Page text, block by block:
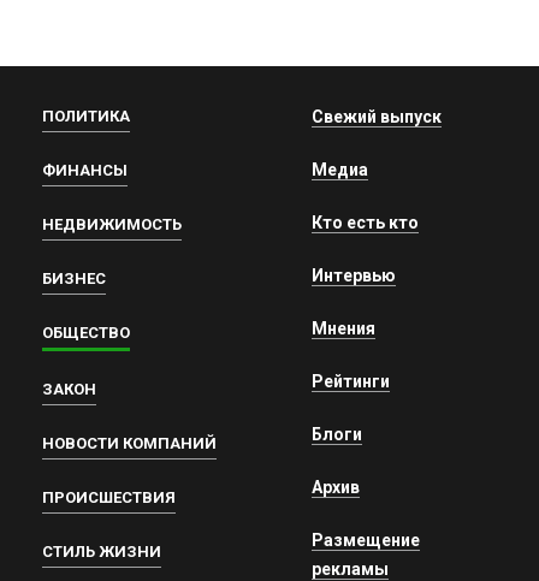
ПОЛИТИКА
ФИНАНСЫ
НЕДВИЖИМОСТЬ
БИЗНЕС
ОБЩЕСТВО
ЗАКОН
НОВОСТИ КОМПАНИЙ
ПРОИСШЕСТВИЯ
СТИЛЬ ЖИЗНИ
Свежий выпуск
Медиа
Кто есть кто
Интервью
Мнения
Рейтинги
Блоги
Архив
Размещение
рекламы